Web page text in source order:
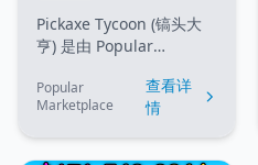
Pickaxe Tycoon (镐头大
亨) 是由 Popular
平台上开发的一款极富趣
味性的渐进式挖矿大亨游
Popular
Marketplace
查看详
情